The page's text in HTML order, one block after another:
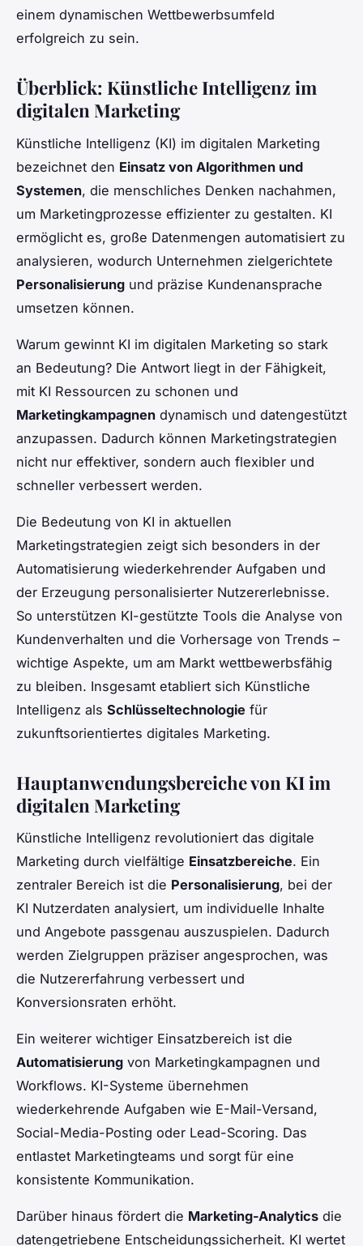
einem dynamischen Wettbewerbsumfeld
erfolgreich zu sein.
Überblick: Künstliche Intelligenz im
digitalen Marketing
Künstliche Intelligenz (KI) im digitalen Marketing
bezeichnet den Einsatz von Algorithmen und
Systemen, die menschliches Denken nachahmen,
um Marketingprozesse effizienter zu gestalten. KI
ermöglicht es, große Datenmengen automatisiert zu
analysieren, wodurch Unternehmen zielgerichtete
Personalisierung und präzise Kundenansprache
umsetzen können.
Warum gewinnt KI im digitalen Marketing so stark
an Bedeutung? Die Antwort liegt in der Fähigkeit,
mit KI Ressourcen zu schonen und
Marketingkampagnen dynamisch und datengestützt
anzupassen. Dadurch können Marketingstrategien
nicht nur effektiver, sondern auch flexibler und
schneller verbessert werden.
Die Bedeutung von KI in aktuellen
Marketingstrategien zeigt sich besonders in der
Automatisierung wiederkehrender Aufgaben und
der Erzeugung personalisierter Nutzererlebnisse.
So unterstützen KI-gestützte Tools die Analyse von
Kundenverhalten und die Vorhersage von Trends –
wichtige Aspekte, um am Markt wettbewerbsfähig
zu bleiben. Insgesamt etabliert sich Künstliche
Intelligenz als Schlüsseltechnologie für
zukunftsorientiertes digitales Marketing.
Hauptanwendungsbereiche von KI im
digitalen Marketing
Künstliche Intelligenz revolutioniert das digitale
Marketing durch vielfältige Einsatzbereiche. Ein
zentraler Bereich ist die Personalisierung, bei der
KI Nutzerdaten analysiert, um individuelle Inhalte
und Angebote passgenau auszuspielen. Dadurch
werden Zielgruppen präziser angesprochen, was
die Nutzererfahrung verbessert und
Konversionsraten erhöht.
Ein weiterer wichtiger Einsatzbereich ist die
Automatisierung von Marketingkampagnen und
Workflows. KI-Systeme übernehmen
wiederkehrende Aufgaben wie E-Mail-Versand,
Social-Media-Posting oder Lead-Scoring. Das
entlastet Marketingteams und sorgt für eine
konsistente Kommunikation.
Darüber hinaus fördert die Marketing-Analytics die
datengetriebene Entscheidungssicherheit. KI wertet